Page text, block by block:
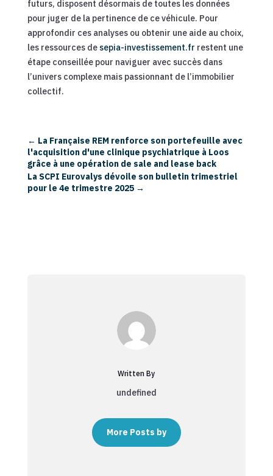
futurs, disposent désormais de toutes les données
pour juger de la pertinence de ce véhicule. Pour
approfondir ces analyses ou obtenir une aide au choix,
les ressources de sepia-investissement.fr restent une
étape conseillée pour naviguer avec succès dans
l’univers complexe mais passionnant de l’immobilier
collectif.
← La Française REM renforce son portefeuille avec
l'acquisition d'une clinique psychiatrique à Loos
grâce à une opération de sale and lease back
La SCPI Eurovalys dévoile son bulletin trimestriel
pour le 4e trimestre 2025→
Written By
undefined
More Posts by